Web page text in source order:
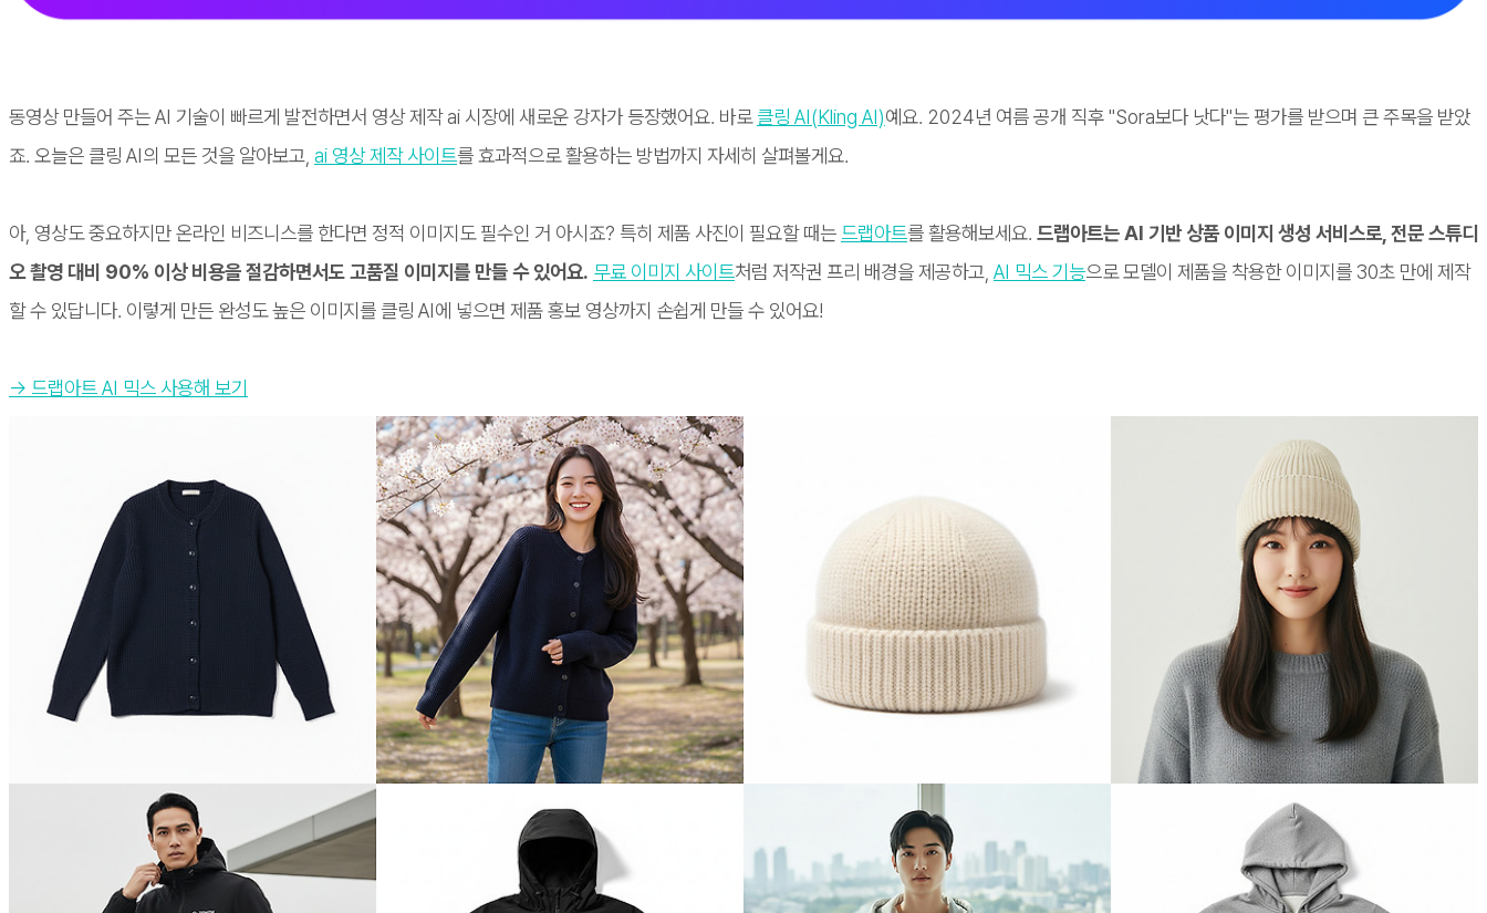
동영상 만들어 주는 AI 기술이 빠르게 발전하면서 영상 제작 ai 시장에 새로운 강자가 등장했어요. 바로클링 AI(Kling AI)예요. 2024년 여름 공개 직후 "Sora보다 낫다"는 평가를 받으며 큰 주목을 받았
죠. 오늘은 클링 AI의 모든 것을 알아보고, ai 영상 제작 사이트를 효과적으로 활용하는 방법까지 자세히 살펴볼게요.
아, 영상도 중요하지만 온라인 비즈니스를 한다면 정적 이미지도 필수인 거 아시죠? 특히 제품 사진이 필요할 때는드랩아트를 활용해보세요. 드랩아트는 AI 기반 상품 이미지 생성 서비스로, 전문 스튜디
오 촬영 대비 90% 이상 비용을 절감하면서도 고품질 이미지를 만들 수 있어요. 무료 이미지 사이트처럼 저작권 프리 배경을 제공하고, AI 믹스 기능으로 모델이 제품을 착용한 이미지를 30초 만에 제작
할 수 있답니다. 이렇게 만든 완성도 높은 이미지를 클링 AI에 넣으면 제품 홍보 영상까지 손쉽게 만들 수 있어요!
→ 드랩아트 AI 믹스 사용해 보기